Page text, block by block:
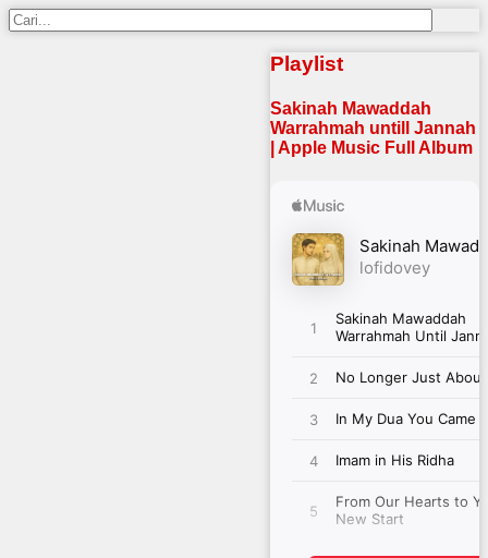
Playlist
Sakinah Mawaddah
Warrahmah untill Jannah
| Apple Music Full Album